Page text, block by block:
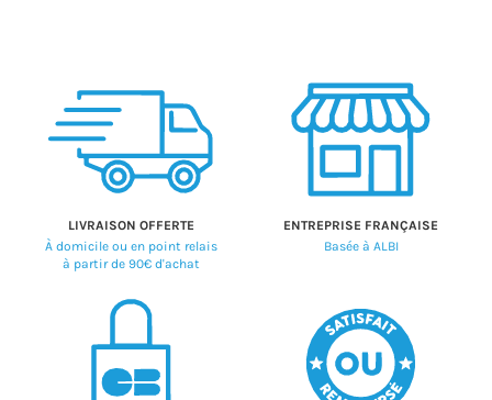
LIVRAISON OFFERTE
À domicile ou en point relais
à partir de 90€ d'achat
ENTREPRISE FRANÇAISE
Basée à ALBI